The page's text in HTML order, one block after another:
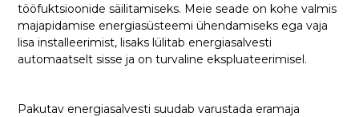
tööfuktsioonide säilitamiseks. Meie seade on kohe valmis
majapidamise energiasüsteemi ühendamiseks ega vaja
lisa installeerimist, lisaks lülitab energiasalvesti
automaatselt sisse ja on turvaline ekspluateerimisel.
Pakutav energiasalvesti suudab varustada eramaja